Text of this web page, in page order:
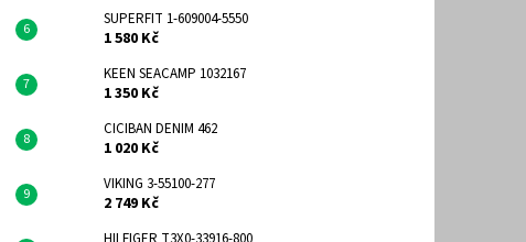
SUPERFIT 1-609004-5550
1 580 Kč
KEEN SEACAMP 1032167
1 350 Kč
CICIBAN DENIM 462
1 020 Kč
VIKING 3-55100-277
2 749 Kč